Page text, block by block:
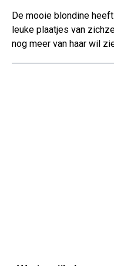
De mooie blondine heeft
leuke plaatjes van
nog meer van haar wil